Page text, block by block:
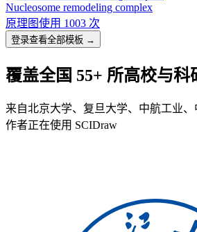
Nucleosome remodeling complex
原理图使用 1003 次
登录查看全部模板 →
覆盖全国 55+ 所高校与科
来自北京大学、复旦大学、中航工业
作者正在使用 SCIDraw